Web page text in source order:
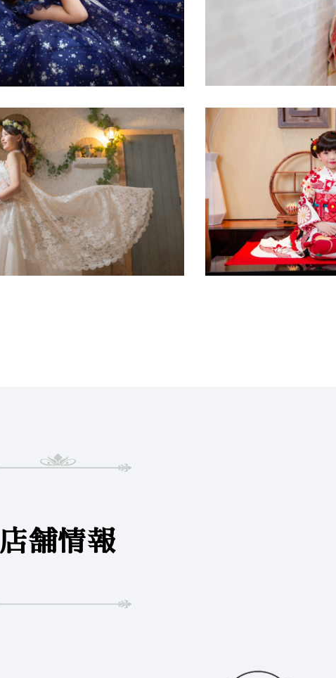
店舗情報